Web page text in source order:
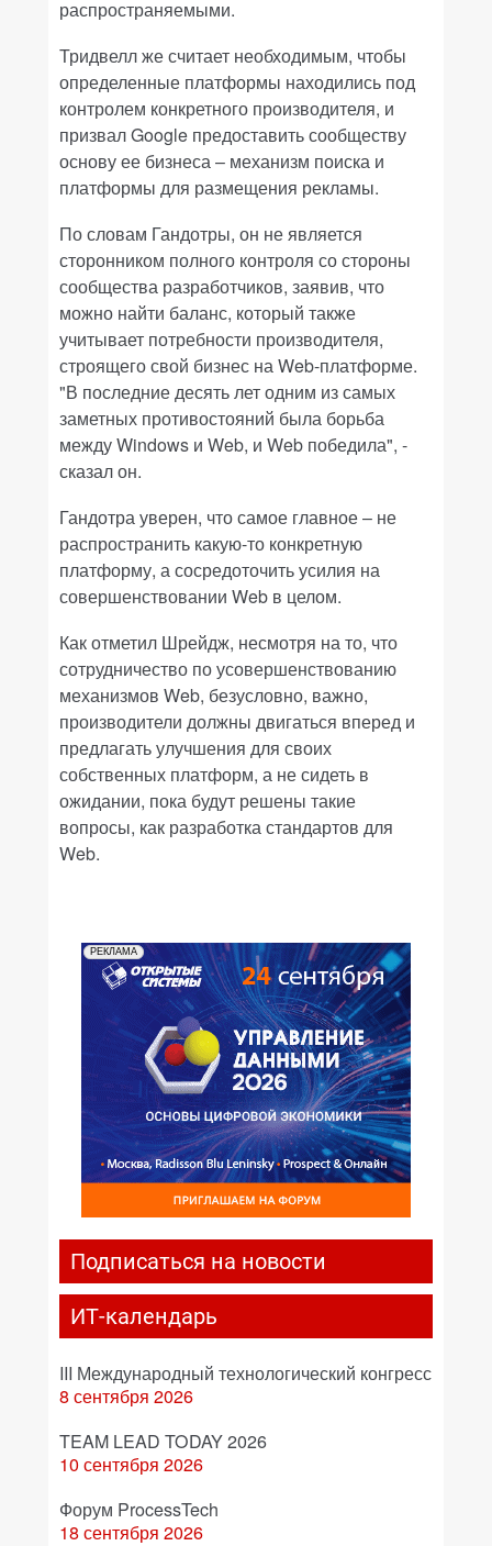
распространяемыми.
Тридвелл же считает необходимым, чтобы
определенные платформы находились под
контролем конкретного производителя, и
призвал Google предоставить сообществу
основу ее бизнеса – механизм поиска и
платформы для размещения рекламы.
По словам Гандотры, он не является
сторонником полного контроля со стороны
сообщества разработчиков, заявив, что
можно найти баланс, который также
учитывает потребности производителя,
строящего свой бизнес на Web-платформе.
"В последние десять лет одним из самых
заметных противостояний была борьба
между Windows и Web, и Web победила", -
сказал он.
Гандотра уверен, что самое главное – не
распространить какую-то конкретную
платформу, а сосредоточить усилия на
совершенствовании Web в целом.
Как отметил Шрейдж, несмотря на то, что
сотрудничество по усовершенствованию
механизмов Web, безусловно, важно,
производители должны двигаться вперед и
предлагать улучшения для своих
собственных платформ, а не сидеть в
ожидании, пока будут решены такие
вопросы, как разработка стандартов для
Web.
РЕКЛАМА
Подписаться на новости
ИТ-календарь
III Международный технологический конгресс
8 сентября 2026
TEAM LEAD TODAY 2026
10 сентября 2026
Форум ProcessTech
18 сентября 2026